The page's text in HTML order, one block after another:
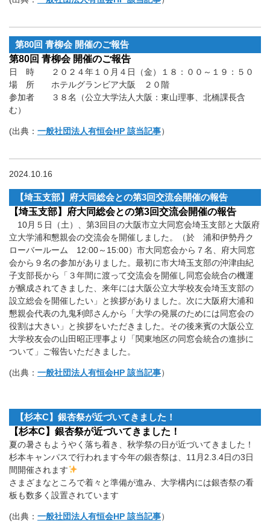
第80回 青柳会 開催のご報告
第80回 青柳会 開催のご報告
日 時 ２０２４年１０月４日（金）１８：００～１９：５０
場 所 ホテルグランビア大阪 ２０階
参加者 ３８名（公立大学法人大阪：東山理事、北橋課長含
む）
(出典： 一般社団法人有恒会HP 該当記事）
2024.10.16
【埼玉支部】府大同総会との第3回交流会開催の報告
【埼玉支部】府大同総会との第3回交流会開催の報告
10月５日（土）、第3回目の大阪市立大同窓会埼玉支部と大阪府
立大学浦和懇親会の交流会を開催しました。（於 浦和伊勢丹ク
ローバールーム 12:00～15:00）市大同窓会から７名、府大同窓
会から９名の参加がありました。最初に市大埼玉支部の沖津由紀
子支部長から「３年間に渡って交流会を開催し同窓会統合の機運
が醸成されてきました、来年には大阪公立大学校友会埼玉支部の
設立総会を開催したい」と挨拶がありました。次に大阪府大浦和
懇親会代表の九鬼利郎さんから「大学の発展のためには同窓会の
役割は大きい」と挨拶をいただきました。その後来賓の大阪公立
大学校友会の山田昭正理事より「関東地区の同窓会統合の進捗に
ついて」ご報告いただきました。
(出典： 一般社団法人有恒会HP 該当記事）
【杉本C】銀杏祭が近づいてきました！
【杉本C】銀杏祭が近づいてきました！
夏の暑さもようやく落ち着き、秋学祭の日が近づいてきました！
杉本キャンパスで行われます今年の銀杏祭は、11月2.3.4日の3日
間開催されます
さまざまなところで着々と準備が進み、大学構内には銀杏祭の看
板も数多く設置されています
(出典： 一般社団法人有恒会HP 該当記事）